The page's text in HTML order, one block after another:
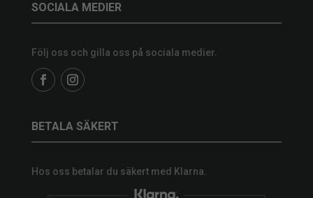
SOCIALA MEDIER
Följ oss och gilla oss på sociala medier.
BETALA SÄKERT
Hos oss betalar du säkert med Klarna.